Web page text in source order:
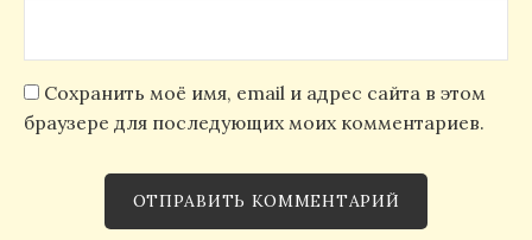
Сохранить моё имя, email и адрес сайта в этом
браузере для последующих моих комментариев.